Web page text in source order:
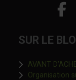
SUR LE
AVANT
Organisation